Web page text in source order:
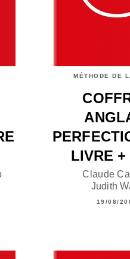
MÉTHODE DE
LIVRE +
Claude
Judith
19/08/